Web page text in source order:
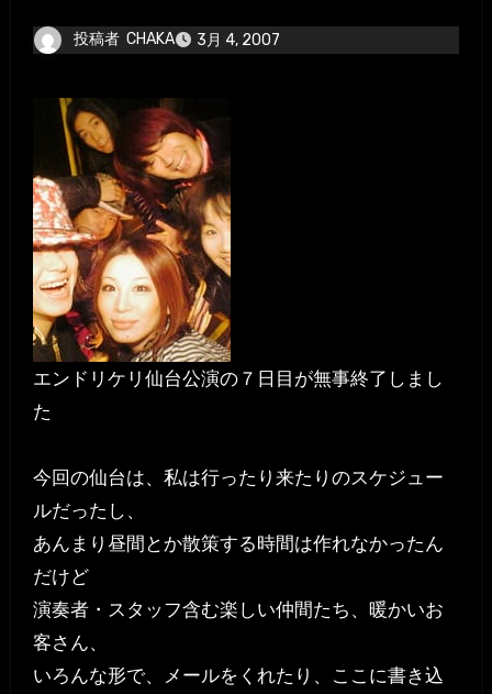
投稿者 CHAKA 3月 4, 2007
エンドリケリ仙台公演の７日目が無事終了しまし
た
今回の仙台は、私は行ったり来たりのスケジュー
ルだったし、
あんまり昼間とか散策する時間は作れなかったん
だけど
演奏者・スタッフ含む楽しい仲間たち、暖かいお
客さん、
いろんな形で、メールをくれたり、ここに書き込